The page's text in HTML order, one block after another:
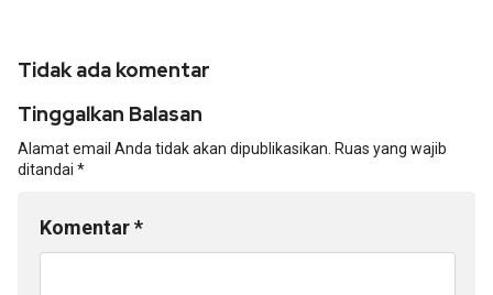
Tidak ada komentar
Tinggalkan Balasan
Alamat email Anda tidak akan dipublikasikan. Ruas yang wajib
ditandai *
Komentar*